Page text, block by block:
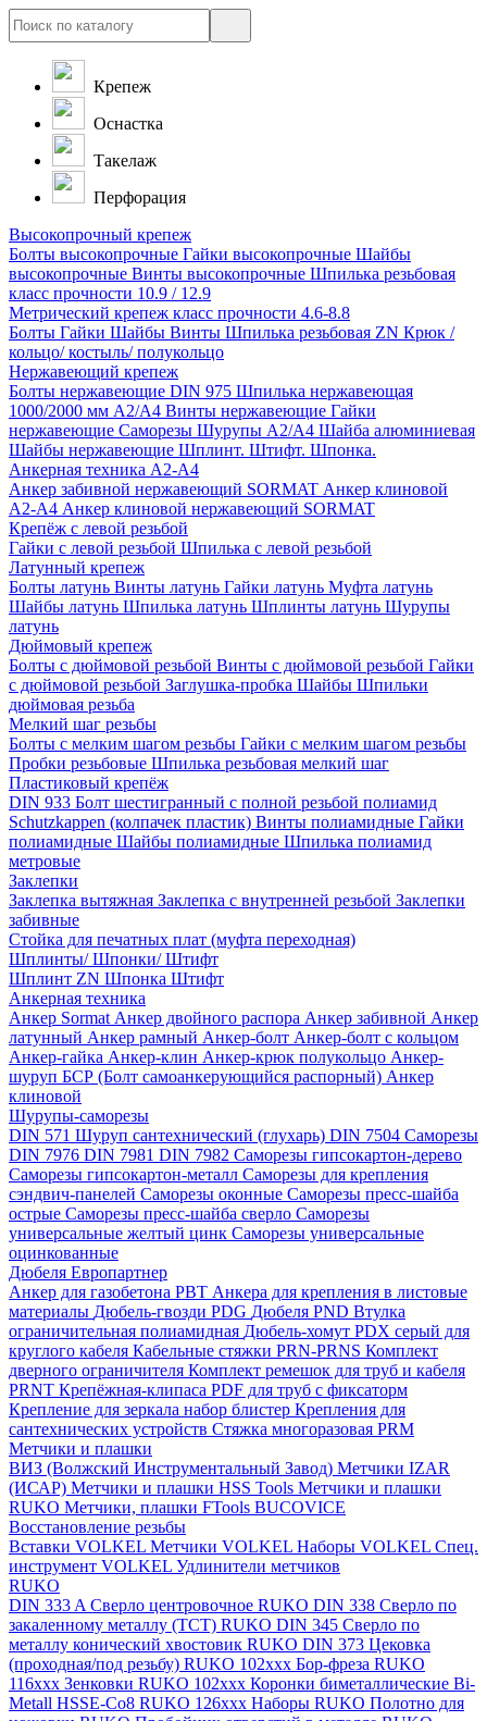
Крепеж
Оснастка
Такелаж
Перфорация
Высокопрочный крепеж
Болты высокопрочные Гайки высокопрочные Шайбы
высокопрочные Винты высокопрочные Шпилька резьбовая
класс прочности 10.9 / 12.9
Метрический крепеж класс прочности 4.6-8.8
Болты Гайки Шайбы Винты Шпилька резьбовая ZN Крюк /
кольцо/ костыль/ полукольцо
Нержавеющий крепеж
Болты нержавеющие DIN 975 Шпилька нержавеющая
1000/2000 мм А2/А4 Винты нержавеющие Гайки
нержавеющие Саморезы Шурупы А2/А4 Шайба алюминиевая
Шайбы нержавеющие Шплинт. Штифт. Шпонка.
Анкерная техника А2-А4
Анкер забивной нержавеющий SORMAT Анкер клиновой
A2-A4 Анкер клиновой нержавеющий SORMAT
Крепёж с левой резьбой
Гайки с левой резьбой Шпилька с левой резьбой
Латунный крепеж
Болты латунь Винты латунь Гайки латунь Муфта латунь
Шайбы латунь Шпилька латунь Шплинты латунь Шурупы
латунь
Дюймовый крепеж
Болты с дюймовой резьбой Винты с дюймовой резьбой Гайки
с дюймовой резьбой Заглушка-пробка Шайбы Шпильки
дюймовая резьба
Мелкий шаг резьбы
Болты с мелким шагом резьбы Гайки с мелким шагом резьбы
Пробки резьбовые Шпилька резьбовая мелкий шаг
Пластиковый крепёж
DIN 933 Болт шестигранный с полной резьбой полиамид
Schutzkappen (колпачек пластик) Винты полиамидные Гайки
полиамидные Шайбы полиамидные Шпилька полиамид
метровые
Заклепки
Заклепка вытяжная Заклепка с внутренней резьбой Заклепки
забивные
Стойка для печатных плат (муфта переходная)
Шплинты/ Шпонки/ Штифт
Шплинт ZN Шпонка Штифт
Анкерная техника
Анкер Sormat Анкер двойного распора Анкер забивной Анкер
латунный Анкер рамный Анкер-болт Анкер-болт с кольцом
Анкер-гайка Анкер-клин Анкер-крюк полукольцо Анкер-
шуруп БСР (Болт самоанкерующийся распорный) Анкер
клиновой
Шурупы-саморезы
DIN 571 Шуруп сантехнический (глухарь) DIN 7504 Саморезы
DIN 7976 DIN 7981 DIN 7982 Саморезы гипсокартон-дерево
Саморезы гипсокартон-металл Саморезы для крепления
сэндвич-панелей Саморезы оконные Саморезы пресс-шайба
острые Саморезы пресс-шайба сверло Саморезы
универсальные желтый цинк Саморезы универсальные
оцинкованные
Дюбеля Европартнер
Анкер для газобетона PBT Анкера для крепления в листовые
материалы Дюбель-гвозди PDG Дюбеля PND Втулка
ограничительная полиамидная Дюбель-хомут PDX серый для
круглого кабеля Кабельные стяжки PRN-PRNS Комплект
дверного ограничителя Комплект ремешок для труб и кабеля
PRNT Крепёжная-клипаса PDF для труб с фиксаторм
Крепление для зеркала набор блистер Крепления для
сантехнических устройств Стяжка многоразовая PRM
Метчики и плашки
ВИЗ (Волжский Инструментальный Завод) Метчики IZAR
(ИСАР) Метчики и плашки HSS Tools Метчики и плашки
RUKO Метчики, плашки FTools BUCOVICE
Восстановление резьбы
Вставки VOLKEL Метчики VOLKEL Наборы VOLKEL Спец.
инструмент VOLKEL Удлинители метчиков
RUKO
DIN 333 A Сверло центровочное RUKO DIN 338 Сверло по
закаленному металлу (ТСТ) RUKO DIN 345 Сверло по
металлу конический хвостовик RUKO DIN 373 Цековка
(проходная/под резьбу) RUKO 102xxx Бор-фреза RUKO
116xxx Зенковки RUKO 102xxx Коронки биметаллические Bi-
Metall HSSE-Co8 RUKO 126ххх Наборы RUKO Полотно для